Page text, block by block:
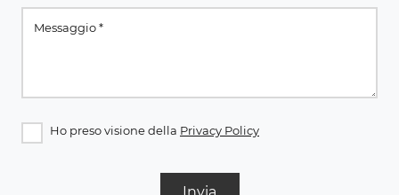
Ho preso visione della Privacy Policy